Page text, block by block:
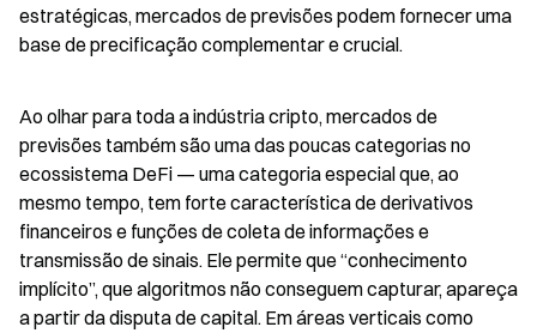
estratégicas, mercados de previsões podem fornecer uma
base de precificação complementar e crucial.
Ao olhar para toda a indústria cripto, mercados de
previsões também são uma das poucas categorias no
ecossistema DeFi — uma categoria especial que, ao
mesmo tempo, tem forte característica de derivativos
financeiros e funções de coleta de informações e
transmissão de sinais. Ele permite que “conhecimento
implícito”, que algoritmos não conseguem capturar, apareça
a partir da disputa de capital. Em áreas verticais como